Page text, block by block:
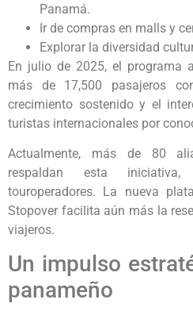
Panamá.
Ir de compras en malls y
Explorar la diversidad
En julio de 2025, el programa
más de 17,500 pasajeros
crecimiento sostenido y el
turistas internacionales por
Actualmente, más de 80
respaldan esta
touroperadores. La nueva
Stopover facilita aún más la
viajeros.
Un impulso
panameño